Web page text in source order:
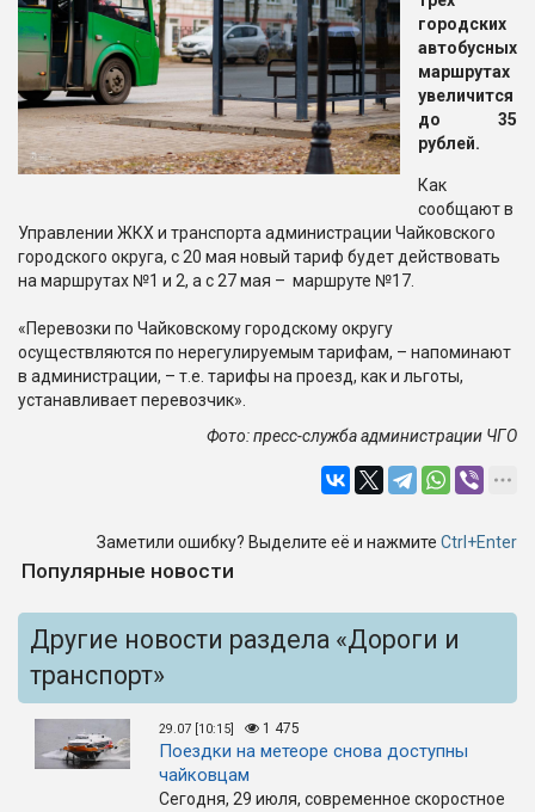
городских
автобусных
маршрутах
увеличится
до 35
рублей.
Как
сообщают в
Управлении ЖКХ и транспорта администрации Чайковского
городского округа, с 20 мая новый тариф будет действовать
на маршрутах №1 и 2, а с 27 мая – маршруте №17.
«Перевозки по Чайковскому городскому округу
осуществляются по нерегулируемым тарифам, – напоминают
в администрации, – т.е. тарифы на проезд, как и льготы,
устанавливает перевозчик».
Фото: пресс-служба администрации ЧГО
Заметили ошибку? Выделите её и нажмите Ctrl+Enter
Популярные новости
Другие новости раздела «Дороги и
транспорт»
29.07 [10:15] 1 475
Поездки на метеоре снова доступны
чайковцам
Сегодня, 29 июля, современное скоростное